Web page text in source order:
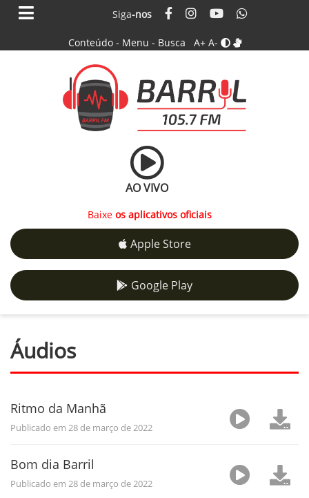
Siga-nos
Conteúdo - Menu - Busca A+ A-
AO VIVO
Baixe os aplicativos oficiais
Apple Store
Google Play
Áudios
Ritmo da Manhã
Publicado em 28 de março de 2022
Bom dia Barril
Publicado em 28 de março de 2022